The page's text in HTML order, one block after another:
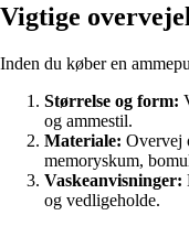
Vigtige
Inden du køber en
Størrelse og form:
og ammestil.
Materiale: Overvej
memoryskum,
Vaskeanvisninger:
og vedligeholde.